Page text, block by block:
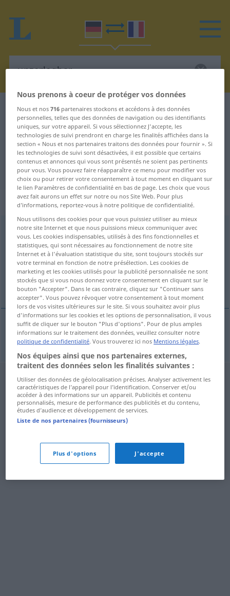
Dictionnaire Allemand-Français unzerlegbar
Traduction Allemand-Français de
"unzerlegbar"
"unzerlegbar" - traduction Français
„unzerlegbar“: Adjektiv
unzerlegbaradj
Vue d'ensemble de toutes les traductions
(Pour plus d'informations, cliquez sur/touchez la traduction)
non démontable
non démontable unzerlegbar
Nous prenons à coeur de protéger vos données
Nous et nos716 partenaires stockons et accédons à des données
personnelles, telles que des données de navigation ou des identifiants
uniques, sur votre appareil. Si vous sélectionnez J'accepte, les
technologies de suivi prendront en charge les finalités affichées dans la
section « Nous et nos partenaires traitons des données pour fournir ». Si
les technologies de suivi sont désactivées, il est possible que certains
contenus et annonces qui vous sont présentés ne soient pas pertinents
pour vous. Vous pouvez faire réapparaître ce menu pour modifier vos
choix ou pour retirer votre consentement à tout moment en cliquant sur
le lien Paramètres de confidentialité en bas de page. Les choix que vous
avez fait aurons un effet sur notre ou nos Site Web. Pour plus
d’informations, reportez-vous à notre politique de confidentialité.
Nous utilisons des cookies pour que vous puissiez utiliser au mieux
notre site Internet et que nous puissions mieux communiquer avec
vous. Les cookies indispensables, utilisés à des fins fonctionnelles et
statistiques, qui sont nécessaires au fonctionnement de notre site
Internet et à l'évaluation statistique du site, sont toujours stockés sur
votre terminal en fonction de notre présélection. Les cookies de
marketing et les cookies utilisés pour la publicité personnalisée ne sont
stockés que si vous nous donnez votre consentement en cliquant sur le
bouton "Accepter". Dans le cas contraire, cliquez sur "Continuer sans
accepter". Vous pouvez révoquer votre consentement à tout moment
lors de vos visites ultérieures sur le site. Si vous souhaitez avoir plus
d'informations sur les cookies et les options de personnalisation, il vous
suffit de cliquer sur le bouton "Plus d'options". Pour de plus amples
informations sur le traitement des données, veuillez consulter notre
politique de confidentialité. Vous trouverez ici nos Mentions légales.
Nos équipes ainsi que nos partenaires externes,
traitent des données selon les finalités suivantes :
Utiliser des données de géolocalisation précises. Analyser activement les
caractéristiques de l’appareil pour l’identification. Conserver et/ou
accéder à des informations sur un appareil. Publicités et contenu
personnalisés, mesure de performance des publicités et du contenu,
études d’audience et développement de services.
Liste de nos partenaires (fournisseurs)
Plus d'options J'accepte